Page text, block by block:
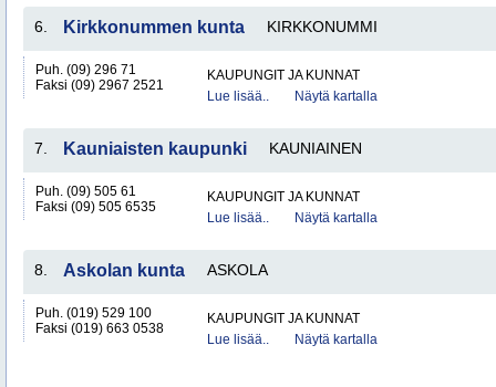
6. Kirkkonummen kunta KIRKKONUMMI
Puh. (09) 296 71
Faksi (09) 2967 2521
KAUPUNGIT JA KUNNAT
Lue lisää..
Näytä kartalla
7. Kauniaisten kaupunki KAUNIAINEN
Puh. (09) 505 61
Faksi (09) 505 6535
KAUPUNGIT JA KUNNAT
Lue lisää..
Näytä kartalla
8. Askolan kunta ASKOLA
Puh. (019) 529 100
Faksi (019) 663 0538
KAUPUNGIT JA KUNNAT
Lue lisää..
Näytä kartalla